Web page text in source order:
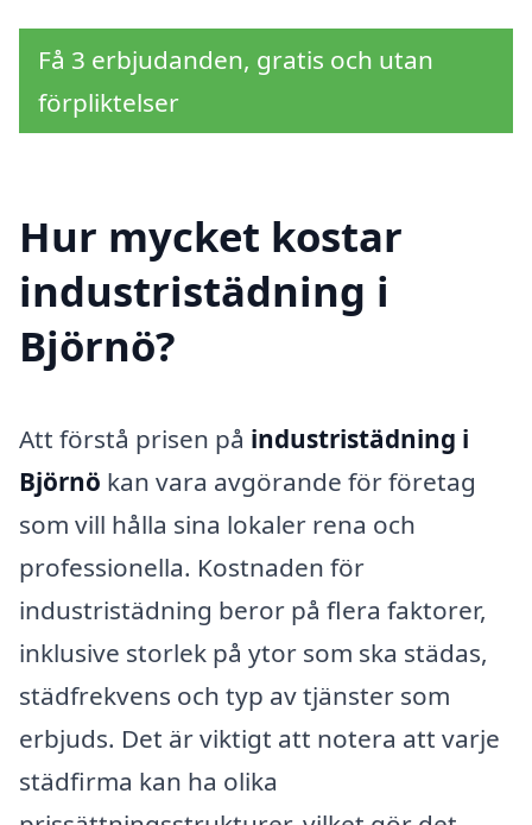
Få 3 erbjudanden, gratis och utan
förpliktelser
Hur mycket kostar
industristädning i
Björnö?
Att förstå prisen på industristädning i
Björnö kan vara avgörande för företag
som vill hålla sina lokaler rena och
professionella. Kostnaden för
industristädning beror på flera faktorer,
inklusive storlek på ytor som ska städas,
städfrekvens och typ av tjänster som
erbjuds. Det är viktigt att notera att varje
städfirma kan ha olika